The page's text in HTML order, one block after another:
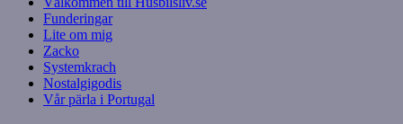
Funderingar
Lite om mig
Zacko
Systemkrach
Nostalgigodis
Vår pärla i Portugal